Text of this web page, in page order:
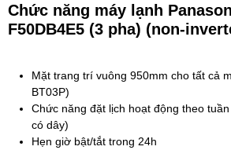
Chức năng máy lạnh
F50DB4E5 (3 pha) (non-
Mặt trang trí vuông 950mm cho tất cả
BT03P)
Chức năng đặt lịch hoạt động theo
có dây)
Hẹn giờ bật/tắt trong 24h